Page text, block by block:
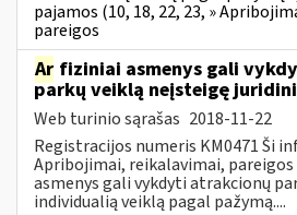
pajamos (10, 18, 22, 23, »
pareigos
Ar fiziniai asmenys gali
parkų veiklą neįsteigę
Web turinio sąrašas 2018-11-22
Registracijos numeris KM0471 Ši
Apribojimai, reikalavimai,
asmenys gali vykdyti atrakcionų
individualią veiklą pagal pažymą....